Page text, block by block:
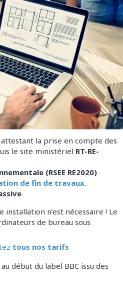
la prise en compte des
le site ministériel RT-RE-
(RSEE RE2020)
de fin de travaux.
installation n’est nécessaire ! Le
de bureau sous
tous nos tarifs
début du label BBC issu des